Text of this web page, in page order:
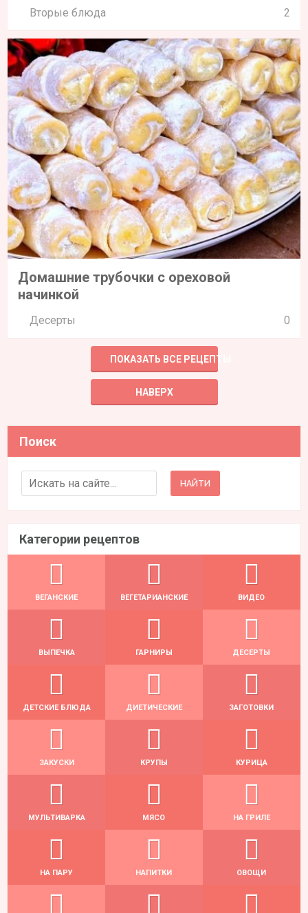
Вторые блюда 2
Домашние трубочки с ореховой
начинкой
Десерты 0
ПОКАЗАТЬ ВСЕ РЕЦЕПТЫ
НАВЕРХ
Поиск
Search for:
Категории рецептов
ВЕГАНСКИЕ ВЕГЕТАРИАНСКИЕ ВИДЕО
ВЫПЕЧКА ГАРНИРЫ ДЕСЕРТЫ
ДЕТСКИЕ БЛЮДА ДИЕТИЧЕСКИЕ ЗАГОТОВКИ
ЗАКУСКИ КРУПЫ КУРИЦА
МУЛЬТИВАРКА МЯСО НА ГРИЛЕ
НА ПАРУ НАПИТКИ ОВОЩИ